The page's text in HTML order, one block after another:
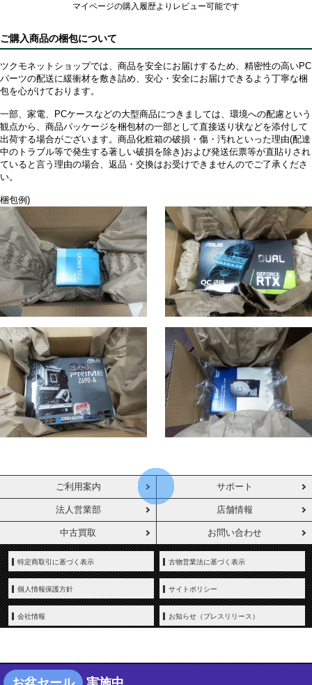
マイページの購入履歴よりレビュー可能です
ご購入商品の梱包について
ツクモネットショップでは、商品を安全にお届けするため、精密性の高いPC
パーツの配送に緩衝材を敷き詰め、安心・安全にお届けできるよう丁寧な梱
包を心がけております。
一部、家電、PCケースなどの大型商品につきましては、環境への配慮という
観点から、商品パッケージを梱包材の一部として直接送り状などを添付して
出荷する場合がございます。商品化粧箱の破損・傷・汚れといった理由(配達
中のトラブル等で発生する著しい破損を除き)および発送伝票等が直貼りされ
ていると言う理由の場合、返品・交換はお受けできませんのでご了承くださ
い。
梱包例)
ご利用案内 サポート
法人営業部 店舗情報
中古買取 お問い合わせ
特定商取引に基づく表示 古物営業法に基づく表示
個人情報保護方針 サイトポリシー
会社情報 お知らせ（プレスリリース）